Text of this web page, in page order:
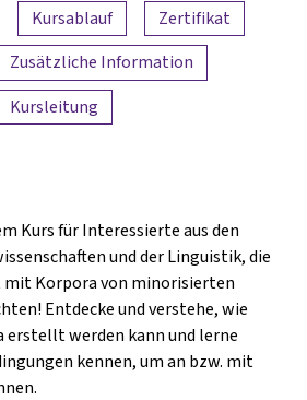
Kursablauf
Zertifikat
Zusätzliche Information
Kursleitung
Kurs für Interessierte aus den
und der Linguistik, die
mit Korpora von minorisierten
Entdecke und verstehe, wie
erstellt werden kann und lerne
kennen, um an bzw. mit